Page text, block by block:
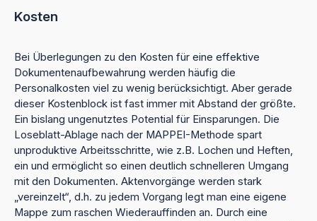
Kosten
Bei Überlegungen zu den Kosten für eine effektive
Dokumentenaufbewahrung werden häufig die
Personalkosten viel zu wenig berücksichtigt. Aber gerade
dieser Kostenblock ist fast immer mit Abstand der größte.
Ein bislang ungenutztes Potential für Einsparungen. Die
Loseblatt-Ablage nach der MAPPEI-Methode spart
unproduktive Arbeitsschritte, wie z.B. Lochen und Heften,
ein und ermöglicht so einen deutlich schnelleren Umgang
mit den Dokumenten. Aktenvorgänge werden stark
„vereinzelt“, d.h. zu jedem Vorgang legt man eine eigene
Mappe zum raschen Wiederauffinden an. Durch eine